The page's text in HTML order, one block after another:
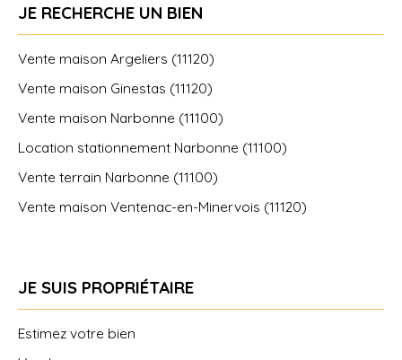
JE RECHERCHE UN BIEN
Vente maison Argeliers (11120)
Vente maison Ginestas (11120)
Vente maison Narbonne (11100)
Location stationnement Narbonne (11100)
Vente terrain Narbonne (11100)
Vente maison Ventenac-en-Minervois (11120)
JE SUIS PROPRIÉTAIRE
Estimez votre bien